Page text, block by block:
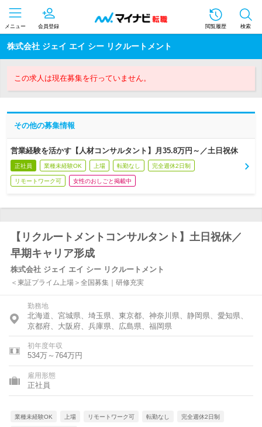
メニュー 会員登録 閲覧履歴 検索
株式会社 ジェイ エイ シー リクルートメント
この求人は現在募集を行っていません。
その他の募集情報
営業経験を活かす【人材コンサルタント】月35.8万円～／土日祝休
正社員 業種未経験OK 上場 転勤なし 完全週休2日制
リモートワーク可 女性のおしごと掲載中
【リクルートメントコンサルタント】土日祝休／
早期キャリア形成
株式会社 ジェイ エイ シー リクルートメント
＜東証プライム上場＞全国募集｜研修充実
勤務地
北海道、宮城県、埼玉県、東京都、神奈川県、静岡県、愛知県、
京都府、大阪府、兵庫県、広島県、福岡県
初年度年収
534万～764万円
雇用形態
正社員
業種未経験OK 上場 リモートワーク可 転勤なし 完全週休2日制